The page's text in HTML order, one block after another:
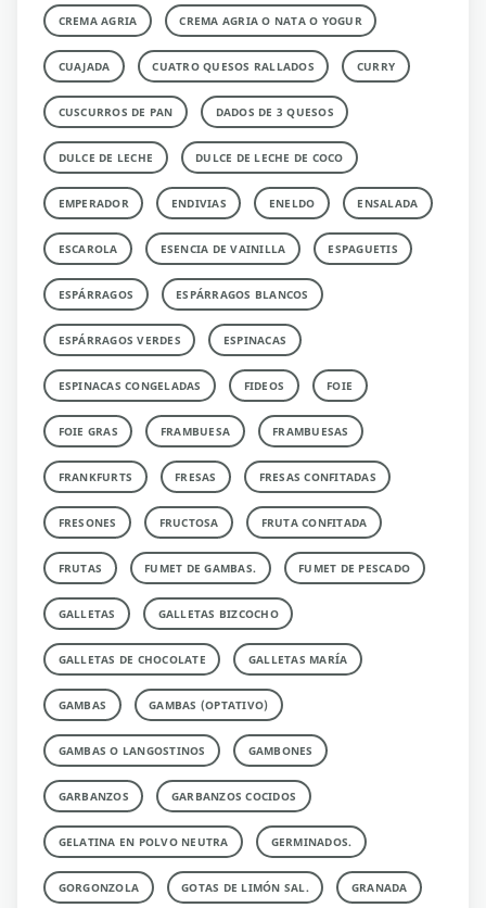
CREMA AGRIA CREMA AGRIA O NATA O YOGUR
CUAJADA CUATRO QUESOS RALLADOS CURRY
CUSCURROS DE PAN DADOS DE 3 QUESOS
DULCE DE LECHE DULCE DE LECHE DE COCO
EMPERADOR ENDIVIAS ENELDO ENSALADA
ESCAROLA ESENCIA DE VAINILLA ESPAGUETIS
ESPÁRRAGOS ESPÁRRAGOS BLANCOS
ESPÁRRAGOS VERDES ESPINACAS
ESPINACAS CONGELADAS FIDEOS FOIE
FOIE GRAS FRAMBUESA FRAMBUESAS
FRANKFURTS FRESAS FRESAS CONFITADAS
FRESONES FRUCTOSA FRUTA CONFITADA
FRUTAS FUMET DE GAMBAS. FUMET DE PESCADO
GALLETAS GALLETAS BIZCOCHO
GALLETAS DE CHOCOLATE GALLETAS MARÍA
GAMBAS GAMBAS (OPTATIVO)
GAMBAS O LANGOSTINOS GAMBONES
GARBANZOS GARBANZOS COCIDOS
GELATINA EN POLVO NEUTRA GERMINADOS.
GORGONZOLA GOTAS DE LIMÓN SAL. GRANADA